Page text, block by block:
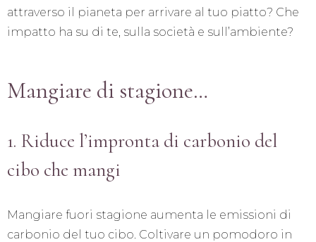
attraverso il pianeta per arrivare al tuo piatto? Che
impatto ha su di te, sulla società e sull’ambiente?
Mangiare di stagione…
1. Riduce l’impronta di carbonio del
cibo che mangi
Mangiare fuori stagione aumenta le emissioni di
carbonio del tuo cibo. Coltivare un pomodoro in